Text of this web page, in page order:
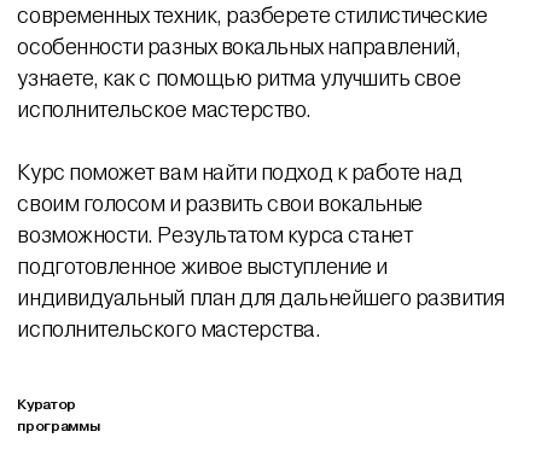
современных техник, разберете стилистические
особенности разных вокальных направлений,
узнаете, как с помощью ритма улучшить свое
исполнительское мастерство.
Курс поможет вам найти подход к работе над
своим голосом и развить свои вокальные
возможности. Результатом курса станет
подготовленное живое выступление и
индивидуальный план для дальнейшего развития
исполнительского мастерства.
Куратор
программы